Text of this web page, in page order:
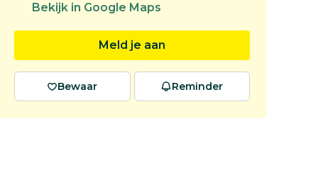
Bekijk in Google Maps
Meld je aan
Bewaar Reminder